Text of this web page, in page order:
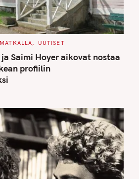
MATKALLA UUTISET
Saimi Hoyer aikovat nostaa
profiilin